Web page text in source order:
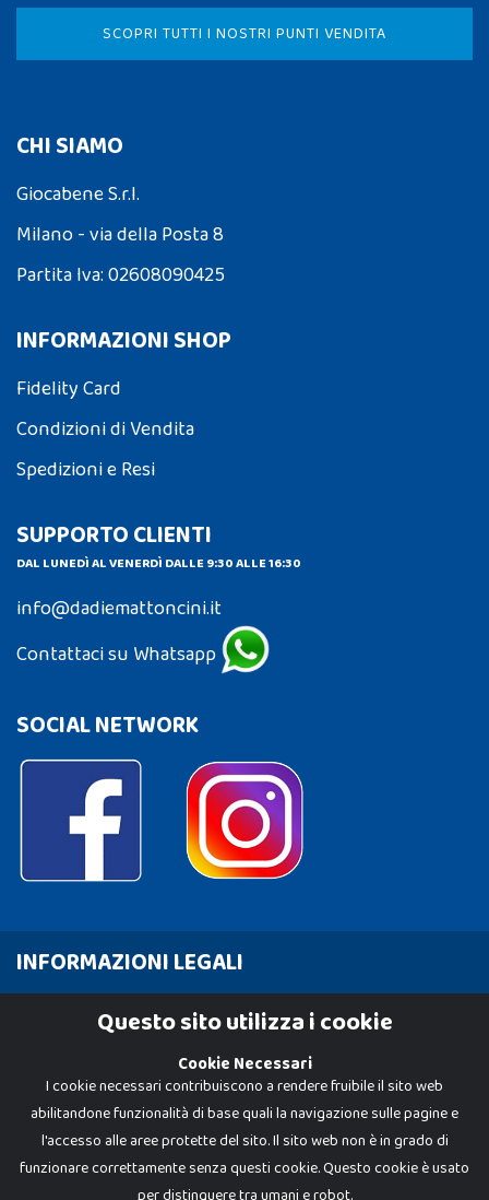
SCOPRI TUTTI I NOSTRI PUNTI VENDITA
CHI SIAMO
Giocabene S.r.l.
Milano - via della Posta 8
Partita Iva: 02608090425
INFORMAZIONI SHOP
Fidelity Card
Condizioni di Vendita
Spedizioni e Resi
SUPPORTO CLIENTI
DAL LUNEDÌ AL VENERDÌ DALLE 9:30 ALLE 16:30
info@dadiemattoncini.it
Contattaci su Whatsapp
SOCIAL NETWORK
INFORMAZIONI LEGALI
Cookie PolicyQuesto sito utilizza i cookie
Cookie Necessari
I cookie necessari contribuiscono a rendere fruibile il sito web
abilitandone funzionalità di base quali la navigazione sulle pagine e
l'accesso alle aree protette del sito. Il sito web non è in grado di
funzionare correttamente senza questi cookie. Questo cookie è usato